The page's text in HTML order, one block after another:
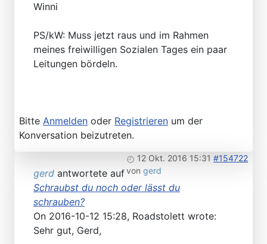
Winni
PS/kW: Muss jetzt raus und im Rahmen
meines freiwilligen Sozialen Tages ein paar
Leitungen bördeln.
Bitte Anmelden oder Registrieren um der
Konversation beizutreten.
12 Okt. 2016 15:31 #154722
von gerd
gerd antwortete auf
Schraubst du noch oder lässt du
schrauben?
On 2016-10-12 15:28, Roadstolett wrote:
Sehr gut, Gerd,